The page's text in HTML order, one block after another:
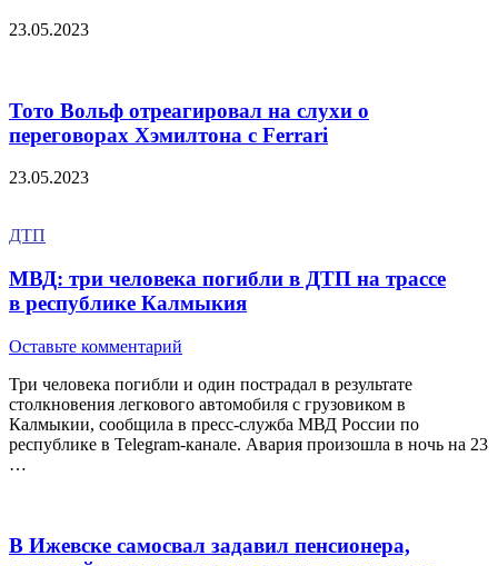
23.05.2023
Тото Вольф отреагировал на слухи о
переговорах Хэмилтона с Ferrari
23.05.2023
ДТП
МВД: три человека погибли в ДТП на трассе
в республике Калмыкия
Оставьте комментарий
Три человека погибли и один пострадал в результате
столкновения легкового автомобиля с грузовиком в
Калмыкии, сообщила в пресс-служба МВД России по
республике в Telegram-канале. Авария произошла в ночь на 23
…
В Ижевске самосвал задавил пенсионера,